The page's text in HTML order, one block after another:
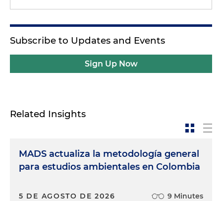
Subscribe to Updates and Events
Sign Up Now
Related Insights
MADS actualiza la metodología general
para estudios ambientales en Colombia
5 DE AGOSTO DE 2026 9 Minutes